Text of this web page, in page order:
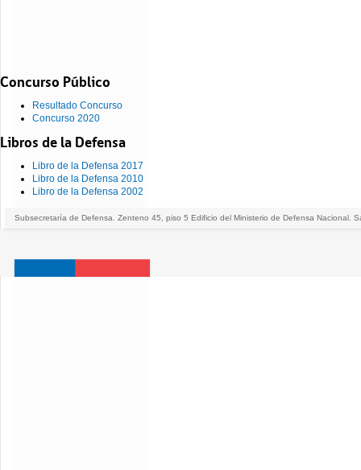
Concurso Público
Resultado Concurso
Concurso 2020
Libros de la Defensa
Libro de la Defensa 2017
Libro de la Defensa 2010
Libro de la Defensa 2002
Subsecretaría de Defensa. Zenteno 45, piso 5 Edificio del Ministerio de Defensa Nacional.